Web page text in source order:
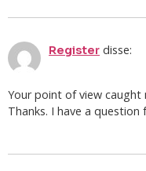
Register disse:
Your point of view caught
Thanks. I have a question